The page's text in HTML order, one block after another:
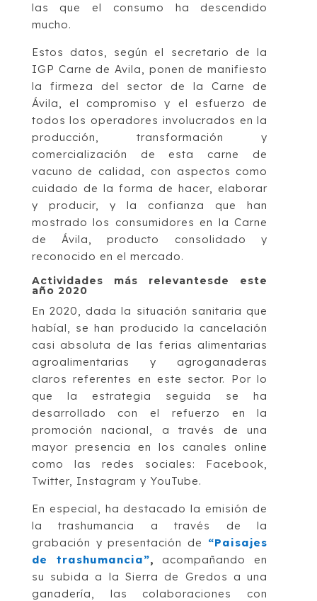
las que el consumo ha descendido
mucho.
Estos datos, según el secretario de la
IGP Carne de Avila, ponen de manifiesto
la firmeza del sector de la Carne de
Ávila, el compromiso y el esfuerzo de
todos los operadores involucrados en la
producción, transformación y
comercialización de esta carne de
vacuno de calidad, con aspectos como
cuidado de la forma de hacer, elaborar
y producir, y la confianza que han
mostrado los consumidores en la Carne
de Ávila, producto consolidado y
reconocido en el mercado.
Actividades más relevantesde este
año 2020
En 2020, dada la situación sanitaria que
habíal, se han producido la cancelación
casi absoluta de las ferias alimentarias
agroalimentarias y agroganaderas
claros referentes en este sector. Por lo
que la estrategia seguida se ha
desarrollado con el refuerzo en la
promoción nacional, a través de una
mayor presencia en los canales online
como las redes sociales: Facebook,
Twitter, Instagram y YouTube.
En especial, ha destacado la emisión de
la trashumancia a través de la
grabación y presentación de “Paisajes
de trashumancia”, acompañando en
su subida a la Sierra de Gredos a una
ganadería, las colaboraciones con